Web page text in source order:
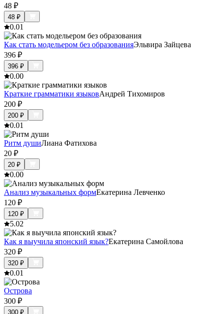
48 ₽
48 ₽
0.01
Как стать модельером без образованияЭльвира Зайцева
396 ₽
396 ₽
0.00
Краткие грамматики языковАндрей Тихомиров
200 ₽
200 ₽
0.01
Ритм душиЛиана Фатихова
20 ₽
20 ₽
0.00
Анализ музыкальных формЕкатерина Левченко
120 ₽
120 ₽
5.02
Как я выучила японский язык?Екатерина Самойлова
320 ₽
320 ₽
0.01
Острова
300 ₽
300 ₽